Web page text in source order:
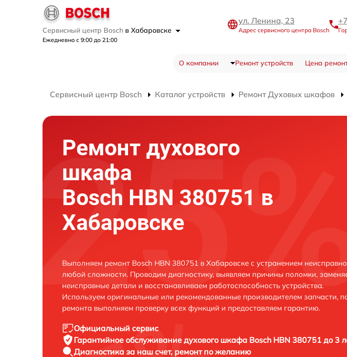
Сервисный центр Bosch в Хабаровске
Ежедневно с 9:00 до 21:00
ул. Ленина, 23
Адрес сервисного центра Bosch
О компании Ремонт устройств Цена
Сервисный центр Bosch Каталог устройств Ремонт Духовых шкафов
Ремонт духового
шкафа
Bosch HBN 380751 в
Хабаровске
Выполняем ремонт Bosch HBN 380751 в Хабаровске с устранением
любой сложности. Проводим диагностику, выявляем причины поломки,
неисправные детали и восстанавливаем работоспособность устройства.
Используем оригинальные или рекомендованные производителем запчасти,
ремонта выполняем проверку всех функций и предоставляем гарантию.
Официальный сервис
Гарантийное обслуживание духового шкафа Bosch HBN 380751 до 3
Диагностика за наш счет, ремонт по желанию